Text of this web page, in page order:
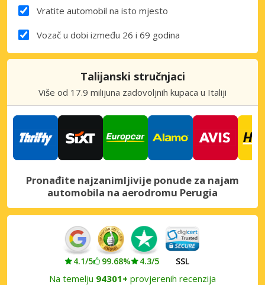
Vratite automobil na isto mjesto
Vozač u dobi između 26 i 69 godina
Talijanski stručnjaci
Više od 17.9 milijuna zadovoljnih kupaca u Italiji
Pronađite najzanimljivije ponude za najam
automobila na aerodromu Perugia
4.1/5 99.68% 4.3/5 SSL
Na temelju 94301+ provjerenih recenzija